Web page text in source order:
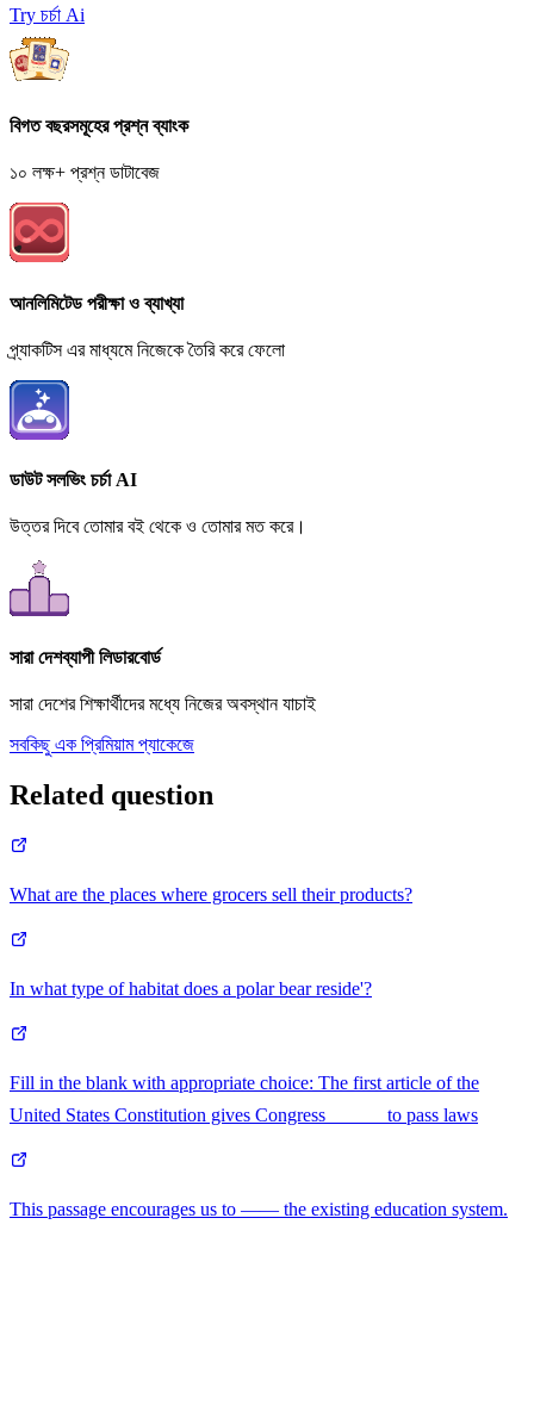
Try চর্চা Ai
বিগত বছরসমূহের প্রশ্ন ব্যাংক
১০ লক্ষ+ প্রশ্ন ডাটাবেজ
আনলিমিটেড পরীক্ষা ও ব্যাখ্যা
প্র্যাকটিস এর মাধ্যমে নিজেকে তৈরি করে ফেলো
ডাউট সলভিং চর্চা AI
উত্তর দিবে তোমার বই থেকে ও তোমার মত করে।
সারা দেশব্যাপী লিডারবোর্ড
সারা দেশের শিক্ষার্থীদের মধ্যে নিজের অবস্থান যাচাই
সবকিছু এক প্রিমিয়াম প্যাকেজে
Related question
What are the places where grocers sell their products?
In what type of habitat does a polar bear reside'?
Fill in the blank with appropriate choice: The first article of the
United States Constitution gives Congress______ to pass laws
This passage encourages us to —— the existing education system.